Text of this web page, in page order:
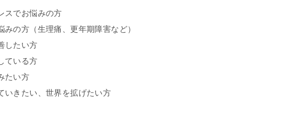
スでお悩みの方
みの方（生理痛、更年期障害など）
したい方
ている方
たい方
いきたい、世界を拡げたい方